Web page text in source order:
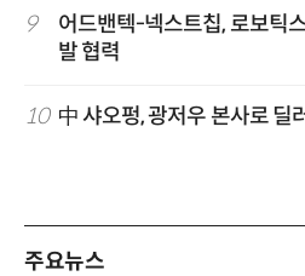
9
어드밴텍-넥스트칩, 로보틱
발 협력
10 中 샤오펑, 광저우 본사로 딜
주요뉴스